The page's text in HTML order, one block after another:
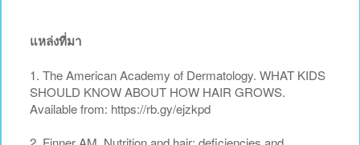
แหล่งที่มา
1. The American Academy of Dermatology. WHAT KIDS
SHOULD KNOW ABOUT HOW HAIR GROWS.
Available from: https://rb.gy/ejzkpd